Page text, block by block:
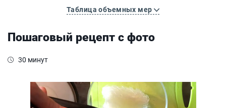
Таблица объемных мер
Пошаговый рецепт с фото
30 минут